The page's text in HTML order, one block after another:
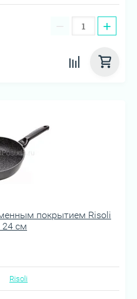
− +
покрытием Risoli
24 см
Risoli